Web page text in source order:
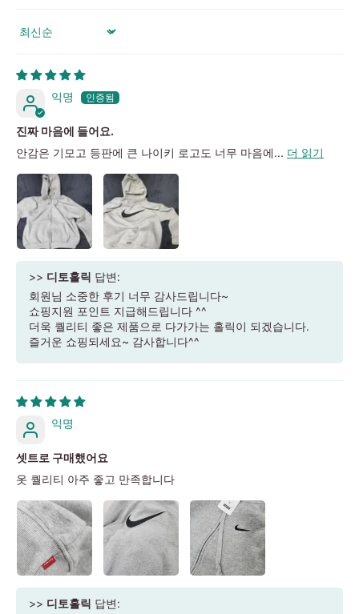
Sort by
익명
진짜 마음에 들어요.
안감은 기모고 등판에 큰 나이키 로고도 너무 마음에... 더 읽기
>> 디토홀릭 답변:
회원님 소중한 후기 너무 감사드립니다~
쇼핑지원 포인트 지급해드립니다 ^^
더욱 퀄리티 좋은 제품으로 다가가는 홀릭이 되겠습니다.
즐거운 쇼핑되세요~ 감사합니다^^
익명
셋트로 구매했어요
옷 퀄리티 아주 좋고 만족합니다
>> 디토홀릭 답변: